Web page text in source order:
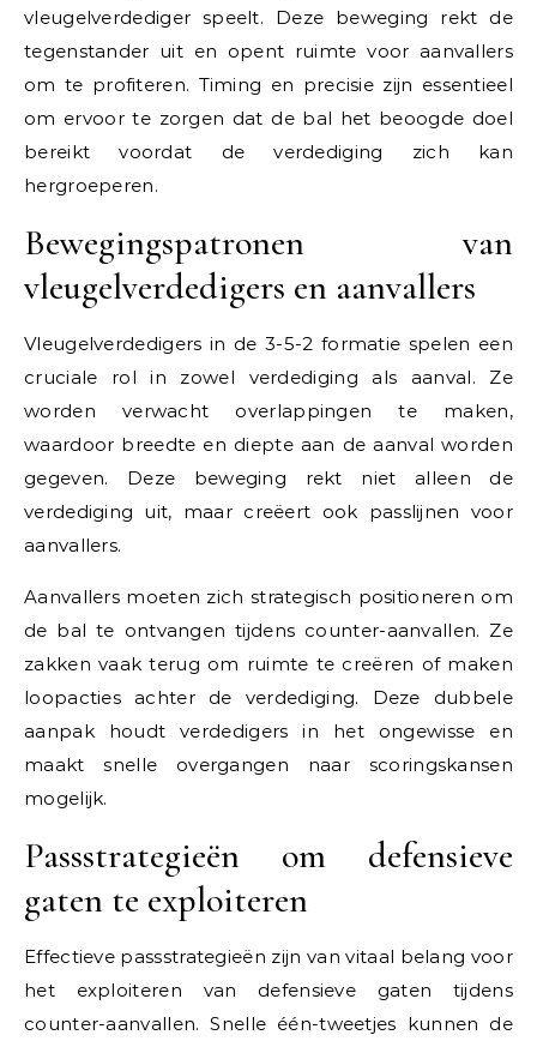
vleugelverdediger speelt. Deze beweging rekt de
tegenstander uit en opent ruimte voor aanvallers
om te profiteren. Timing en precisie zijn essentieel
om ervoor te zorgen dat de bal het beoogde doel
bereikt voordat de verdediging zich kan
hergroeperen.
Bewegingspatronen van
vleugelverdedigers en aanvallers
Vleugelverdedigers in de 3-5-2 formatie spelen een
cruciale rol in zowel verdediging als aanval. Ze
worden verwacht overlappingen te maken,
waardoor breedte en diepte aan de aanval worden
gegeven. Deze beweging rekt niet alleen de
verdediging uit, maar creëert ook passlijnen voor
aanvallers.
Aanvallers moeten zich strategisch positioneren om
de bal te ontvangen tijdens counter-aanvallen. Ze
zakken vaak terug om ruimte te creëren of maken
loopacties achter de verdediging. Deze dubbele
aanpak houdt verdedigers in het ongewisse en
maakt snelle overgangen naar scoringskansen
mogelijk.
Passstrategieën om defensieve
gaten te exploiteren
Effectieve passstrategieën zijn van vitaal belang voor
het exploiteren van defensieve gaten tijdens
counter-aanvallen. Snelle één-tweetjes kunnen de